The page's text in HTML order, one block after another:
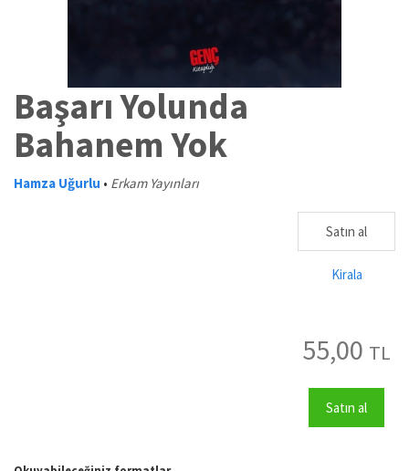
Başarı Yolunda
Bahanem Yok
Hamza Uğurlu • Erkam Yayınları
Satın al
Kirala
55,00 TL
Satın al